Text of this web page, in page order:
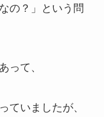
の？」という問
って、
ていましたが、